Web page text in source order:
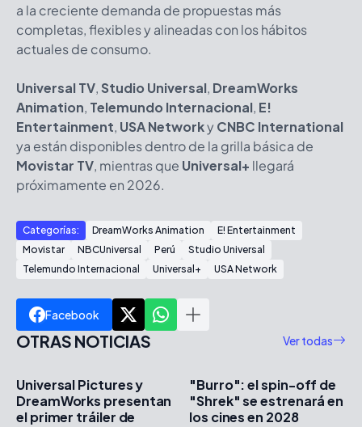
a la creciente demanda de propuestas más
completas, flexibles y alineadas con los hábitos
actuales de consumo.
Universal TV, Studio Universal, DreamWorks
Animation, Telemundo Internacional, E!
Entertainment, USA NetworkyCNBC International
ya están disponibles dentro de la grilla básica de
Movistar TV, mientras que Universal+ llegará
próximamente en 2026.
Categorías: DreamWorks Animation
E! Entertainment
Movistar
NBCUniversal Perú
Studio Universal
Telemundo Internacional
Universal+ USA Network
Facebook
OTRAS NOTICIAS Ver todas
Universal Pictures y
DreamWorks presentan
el primer tráiler de
"Burro": el spin-off de
"Shrek" se estrenará en
los cines en 2028